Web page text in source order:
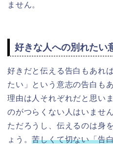
ません。
好きな人への別れたい
好きだと伝える告白もあれ
たい」という意志の告白も
理由は人それぞれだと思い
のがつらくない人はいませ
ただろうし、伝えるのは身
ょう。苦しくて切ない「告